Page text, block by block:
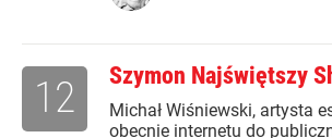
Szymon Najświętszy
Michał Wiśniewski, artysta
obecnie internetu do
12